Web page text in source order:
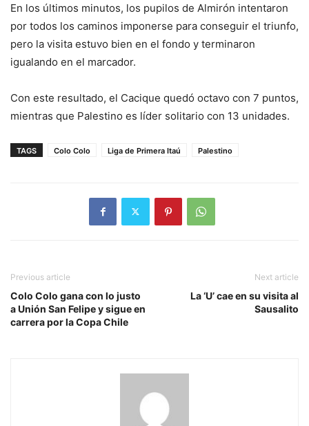
En los últimos minutos, los pupilos de Almirón intentaron
por todos los caminos imponerse para conseguir el triunfo,
pero la visita estuvo bien en el fondo y terminaron
igualando en el marcador.
Con este resultado, el Cacique quedó octavo con 7 puntos,
mientras que Palestino es líder solitario con 13 unidades.
TAGS Colo Colo Liga de Primera Itaú Palestino
Previous article
Colo Colo gana con lo justo
a Unión San Felipe y sigue en
carrera por la Copa Chile
Next article
La ‘U’ cae en su visita al
Sausalito